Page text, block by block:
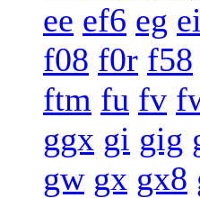
ee ef6 eg ei
f08 f0r f58
ftm fu fv
ggx gi gig
gw gx gx8